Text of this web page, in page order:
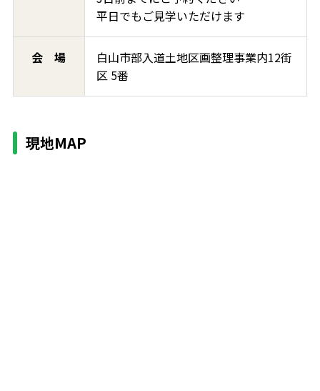
平日でもご見学いただけます
会 場
白山市部入道土地区画整理事業内12街
区 5番
現地MAP